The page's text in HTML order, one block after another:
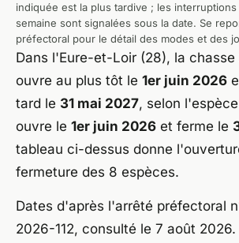
indiquée est la plus tardive ; les
semaine sont signalées sous la date. Se
préfectoral pour le détail des modes et des
Dans l'Eure-et-Loir (28), la
ouvre au plus tôt le 1er juin 2026
tard le 31 mai 2027, selon
ouvre le 1er juin 2026 et ferme le
tableau ci-dessus donne
fermeture des 8 espèces.
Dates d'après l'arrêté préfectoral
2026-112, consulté le 7 août 2026.